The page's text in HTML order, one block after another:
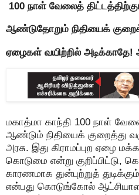
100 நாள் வேலைத்
ஆண்டுதோறும் நிதியைக்
ஏழைகள் வயிற்றில் அடிக்காதே!
மகாத்மா காந்தி 100 நாள்
ஆண்டும் நிதியைக் குறைத்து
அரசு. இது கிராமப்புற ஏழை
கொடுமை என்று குறிப்பிட்டு,
காரணமாக துன்புற்றுத்
என்பது கொடுங்கோல்